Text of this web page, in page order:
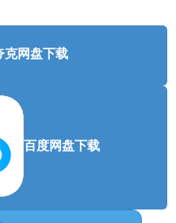
你将前往跃进式驱动器
那里，你的长处、你的缺
派系以及你的每个决定
个银河系的命运。
之苦，保护国的所谓德
及企业入侵的挑战。随
延，各个派系都各怀目
权。在各种各样的区域
，并塑造这个岌岌可危
克网盘下载
百度网盘下载